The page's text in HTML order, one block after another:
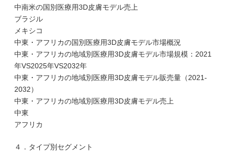
中南米の国別医療用3D皮膚モデル売上
ブラジル
メキシコ
中東・アフリカの国別医療用3D皮膚モデル市場概況
中東・アフリカの地域別医療用3D皮膚モデル市場規模：2021
年VS2025年VS2032年
中東・アフリカの地域別医療用3D皮膚モデル販売量（2021-
2032）
中東・アフリカの地域別医療用3D皮膚モデル売上
中東
アフリカ
４．タイプ別セグメント